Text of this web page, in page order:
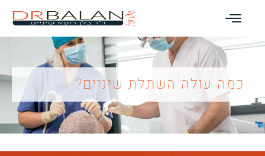
כמה עולה השתלת שיניים?